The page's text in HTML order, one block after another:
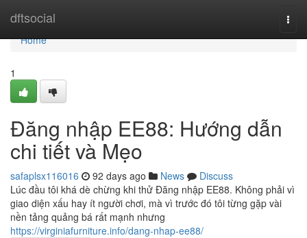
dftsocial
Home
Home
1
Đăng nhập EE88: Hướng dẫn
chi tiết và Mẹo
safaplsx116016 92 days ago News
Discuss
Lúc đầu tôi khá dè chừng khi thử Đăng nhập EE88. Không phải vì
giao diện xấu hay ít người chơi, mà vì trước đó tôi từng gặp vài
nền tảng quảng bá rất mạnh nhưng
https://virginiafurniture.info/dang-nhap-ee88/